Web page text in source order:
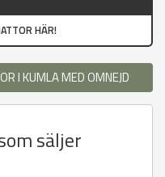
HÄR!
I KUMLA MED OMNEJD
säljer